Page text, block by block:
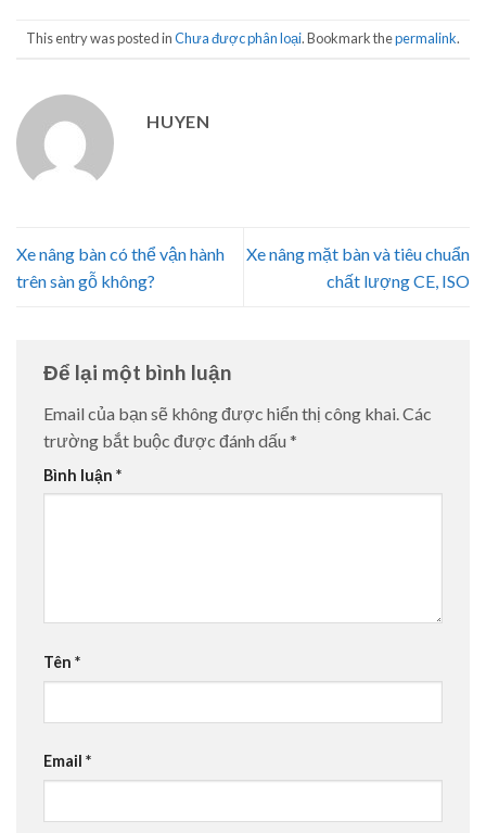
This entry was posted inChưa được phân loại. Bookmark thepermalink.
HUYEN
Xe nâng bàn có thể vận hành
trên sàn gỗ không?
Xe nâng mặt bàn và tiêu chuẩn
chất lượng CE, ISO
Để lại một bình luận
Email của bạn sẽ không được hiển thị công khai. Các
trường bắt buộc được đánh dấu *
Bình luận *
Tên *
Email *